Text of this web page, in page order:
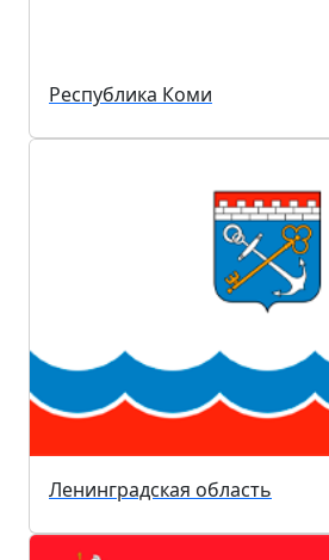
Республика Коми
Ленинградская область